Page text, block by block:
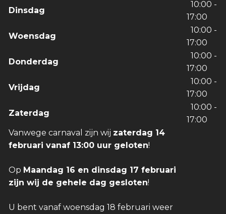
Dinsdag
10:00 -
17:00
Woensdag
10:00 -
17:00
Donderdag
10:00 -
17:00
Vrijdag
10:00 -
17:00
Zaterdag
10:00 -
17:00
Vanwege carnaval zijn wij zaterdag 14
februari vanaf 13:00 uur geloten!
Op Maandag 16 en dinsdag 17 februari
zijn wij de gehele dag gesloten!
U bent vanaf woensdag 18 februari weer